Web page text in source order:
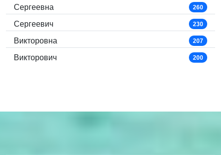
Сергеевна 260
Сергеевич 230
Викторовна 207
Викторович 200